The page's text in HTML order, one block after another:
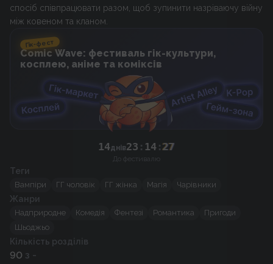
спосіб співпрацювати разом, щоб зупинити назріваючу війну
між ковеном та кланом.
Гік-фест
Comic Wave: фестиваль гік-культури,
косплею, аніме та коміксів
14днів23 : 14 :27
До фестивалю
Теги
Вампіри ГГ чоловік ГГ жінка Магія Чарівники
Жанри
Надприродне Комедія Фентезі Романтика
Пригоди
Шьоджьо
Кількість розділів
90 з -